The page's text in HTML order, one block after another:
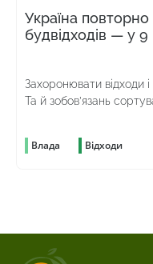
Україна
будвідходів — у
Захоронювати відходи
Та й зобов’язань
Влада Відходи